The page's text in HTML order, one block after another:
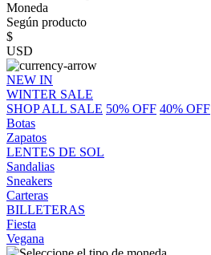
Moneda
Según producto
$
USD
NEW IN
WINTER SALE
SHOP ALL SALE 50% OFF 40% OFF
Botas
Zapatos
LENTES DE SOL
Sandalias
Sneakers
Carteras
BILLETERAS
Fiesta
Vegana